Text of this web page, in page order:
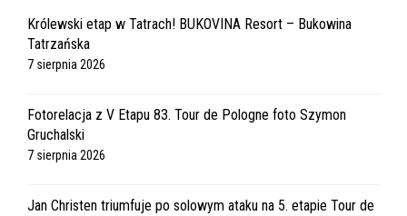
Królewski etap w Tatrach! BUKOVINA Resort – Bukowina
Tatrzańska
7 sierpnia 2026
Fotorelacja z V Etapu 83. Tour de Pologne foto Szymon
Gruchalski
7 sierpnia 2026
Jan Christen triumfuje po solowym ataku na 5. etapie Tour de